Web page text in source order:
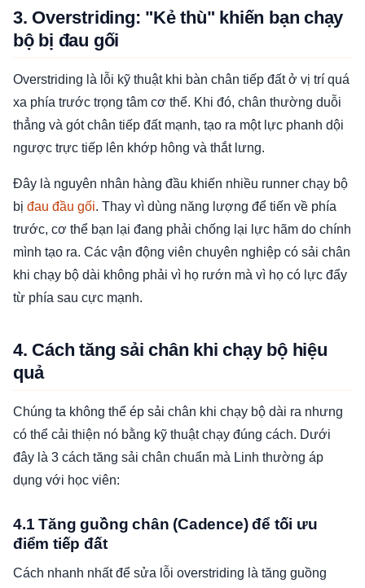
3. Overstriding: "Kẻ thù" khiến bạn chạy
bộ bị đau gối
Overstriding là lỗi kỹ thuật khi bàn chân tiếp đất ở vị trí quá
xa phía trước trọng tâm cơ thể. Khi đó, chân thường duỗi
thẳng và gót chân tiếp đất mạnh, tạo ra một lực phanh dội
ngược trực tiếp lên khớp hông và thắt lưng.
Đây là nguyên nhân hàng đầu khiến nhiều runner chạy bộ
bị đau đầu gối. Thay vì dùng năng lượng để tiến về phía
trước, cơ thể bạn lại đang phải chống lại lực hãm do chính
mình tạo ra. Các vận động viên chuyên nghiệp có sải chân
khi chạy bộ dài không phải vì họ rướn mà vì họ có lực đẩy
từ phía sau cực mạnh.
4. Cách tăng sải chân khi chạy bộ hiệu
quả
Chúng ta không thể ép sải chân khi chạy bộ dài ra nhưng
có thể cải thiện nó bằng kỹ thuật chạy đúng cách. Dưới
đây là 3 cách tăng sải chân chuẩn mà Linh thường áp
dụng với học viên:
4.1 Tăng guồng chân (Cadence) để tối ưu
điểm tiếp đất
Cách nhanh nhất để sửa lỗi overstriding là tăng guồng